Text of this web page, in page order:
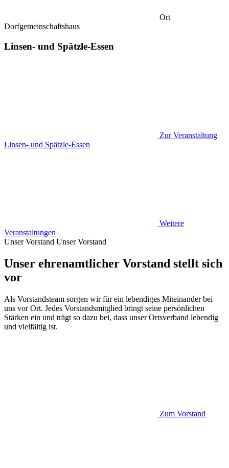
Ort
Dorfgemeinschaftshaus
Linsen- und Spätzle-Essen
Zur Veranstaltung
Linsen- und Spätzle-Essen
Weitere
Veranstaltungen
Unser Vorstand Unser Vorstand
Unser ehrenamtlicher Vorstand stellt sich
vor
Als Vorstandsteam sorgen wir für ein lebendiges Miteinander bei
uns vor Ort. Jedes Vorstandsmitglied bringt seine persönlichen
Stärken ein und trägt so dazu bei, dass unser Ortsverband lebendig
und vielfältig ist.
Zum Vorstand